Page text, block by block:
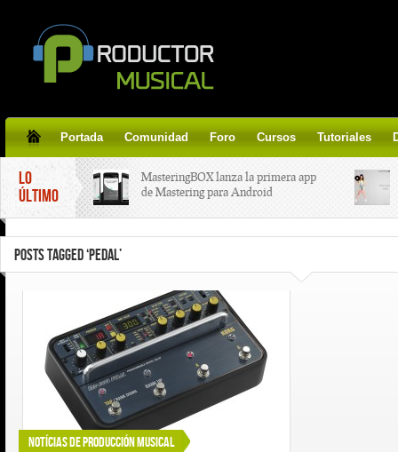
Portada Comunidad Foro Cursos Tutoriales
LO
ÚLTIMO
MasteringBOX lanza la primera app
de Mastering para Android
Korg lanza SDD-3000, el nuevo
pedal de delay.
Tutorial de CLA Effects, aprende a
aplicar efectos a tus voces.
POSTS TAGGED ‘PEDAL’
Notícias de Producción Musical